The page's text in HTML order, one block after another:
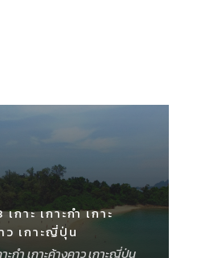
กาะ เกาะกำ เกาะ
ว เกาะญี่ปุ่น
ะกำ เกาะค้างคาว เกาะญี่ปุ่น